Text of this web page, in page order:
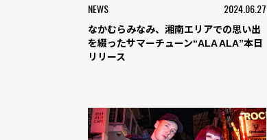
NEWS 2024.06.27
なかむらみなみ、湘南エリアでの思い出
を綴ったサマーチューン“ALA ALA”本日
リリース